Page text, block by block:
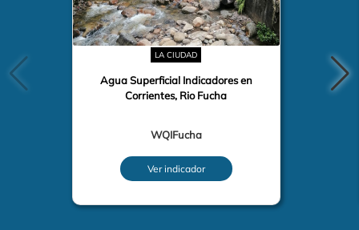
LA CIUDAD
Agua Superficial Indicadores en
Corrientes, Rio Fucha
WQIFucha
Ver indicador